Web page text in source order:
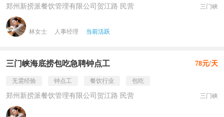
郑州新捞派餐饮管理有限公司贺江路 民营 三门峡
林女士 人事经理 当前活跃
三门峡海底捞包吃急聘钟点工 78元/天
无需经验 钟点工 餐饮行业 包吃
郑州新捞派餐饮管理有限公司贺江路 民营 三门峡